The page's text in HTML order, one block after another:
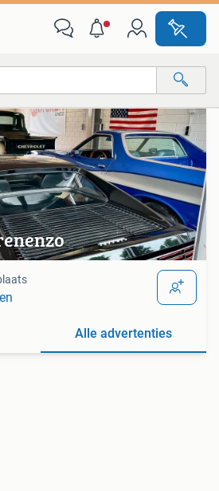
afstanden…
Alle advertenties